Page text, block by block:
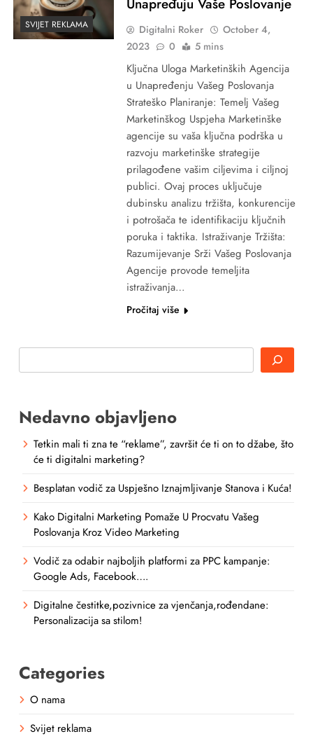
SVIJET REKLAMA Digitalni Roker
October 4,
2023
0 5 mins
Ključna Uloga Marketinških Agencija
u Unapređenju Vašeg Poslovanja
Strateško Planiranje: Temelj Vašeg
Marketinškog Uspjeha Marketinške
agencije su vaša ključna podrška u
razvoju marketinške strategije
prilagođene vašim ciljevima i ciljnoj
publici. Ovaj proces uključuje
dubinsku analizu tržišta, konkurencije
i potrošača te identifikaciju ključnih
poruka i taktika. Istraživanje Tržišta:
Razumijevanje Srži Vašeg Poslovanja
Agencije provode temeljita
istraživanja…
Pročitaj više
Nedavno objavljeno
Tetkin mali ti zna te “reklame”, završit će ti on to džabe, što
će ti digitalni marketing?
Besplatan vodič za Uspješno Iznajmljivanje Stanova i Kuća!
Kako Digitalni Marketing Pomaže U Procvatu Vašeg
Poslovanja Kroz Video Marketing
Vodič za odabir najboljih platformi za PPC kampanje:
Google Ads, Facebook….
Digitalne čestitke,pozivnice za vjenčanja,rođendane:
Personalizacija sa stilom!
Categories
O nama
Svijet reklama